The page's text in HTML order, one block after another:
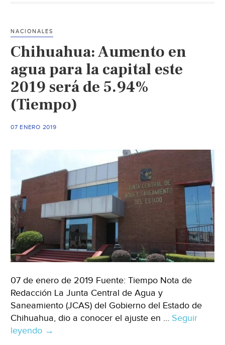
el
municipio
Aquiles
Serdán
(La
crónica
de
NACIONALES
Chihuahua: Aumento en
agua para la capital este
2019 será de 5.94%
(Tiempo)
07 ENERO 2019
07 de enero de 2019 Fuente: Tiempo Nota de
Redacción La Junta Central de Agua y
Saneamiento (JCAS) del Gobierno del Estado de
Chihuahua, dio a conocer el ajuste en … Seguir
leyendo Chihuahua:
→